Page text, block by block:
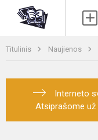
Titulinis Naujienos
Interneto
Atsiprašome už